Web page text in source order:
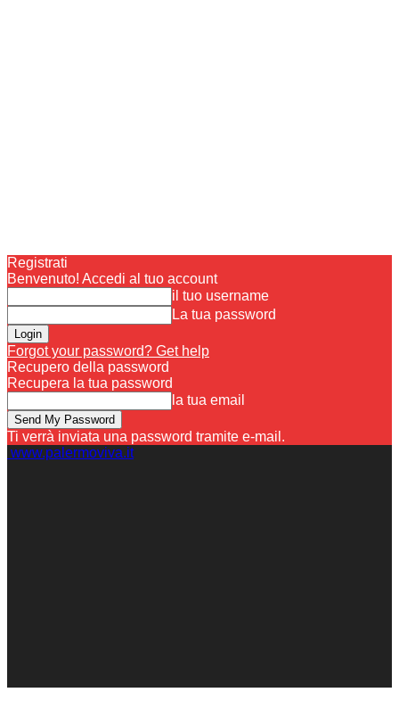
Registrati
Benvenuto! Accedi al tuo account
il tuo username
La tua password
Forgot your password? Get help
Recupero della password
Recupera la tua password
la tua email
Ti verrà inviata una password tramite e-mail.
www.palermoviva.it